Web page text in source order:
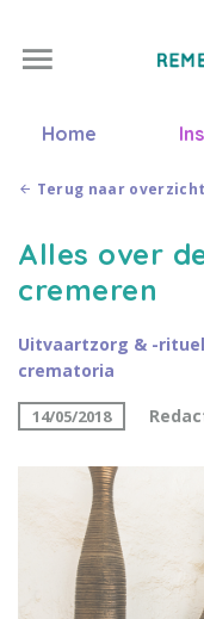
Home
Terug naar overzicht
Alles over
cremeren
Uitvaartzorg & -
crematoria
14/05/2018